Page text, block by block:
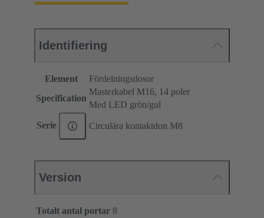
Identifiering
Element
Fördelningsdosor
Specification
Masterkabel M16, 14 poler
Med LED grön/gul
Serie Circulära kontaktdon M8
Version
Totalt antal portar 8